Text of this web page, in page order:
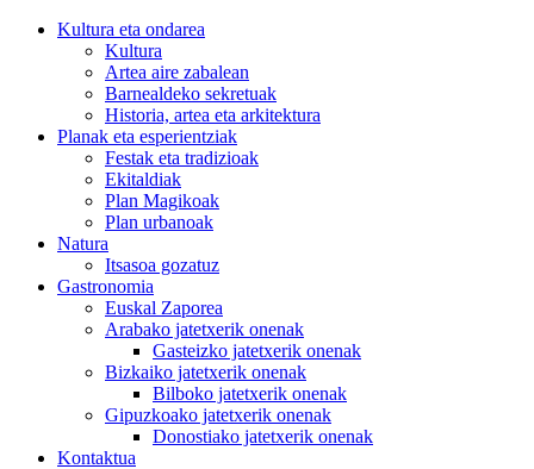
Kultura eta ondarea
Kultura
Artea aire zabalean
Barnealdeko sekretuak
Historia, artea eta arkitektura
Planak eta esperientziak
Festak eta tradizioak
Ekitaldiak
Plan Magikoak
Plan urbanoak
Natura
Itsasoa gozatuz
Gastronomia
Euskal Zaporea
Arabako jatetxerik onenak
Gasteizko jatetxerik onenak
Bizkaiko jatetxerik onenak
Bilboko jatetxerik onenak
Gipuzkoako jatetxerik onenak
Donostiako jatetxerik onenak
Kontaktua